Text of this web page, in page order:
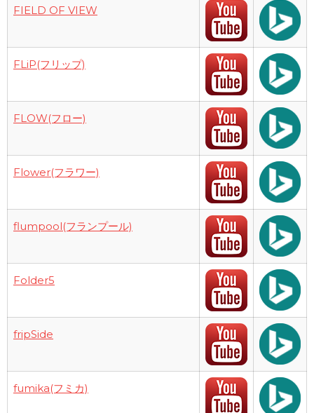
FIELD OF VIEW
FLiP(フリップ)
FLOW(フロー)
Flower(フラワー)
flumpool(フランプール)
Folder5
fripSide
fumika(フミカ)
1999年（平成11年）